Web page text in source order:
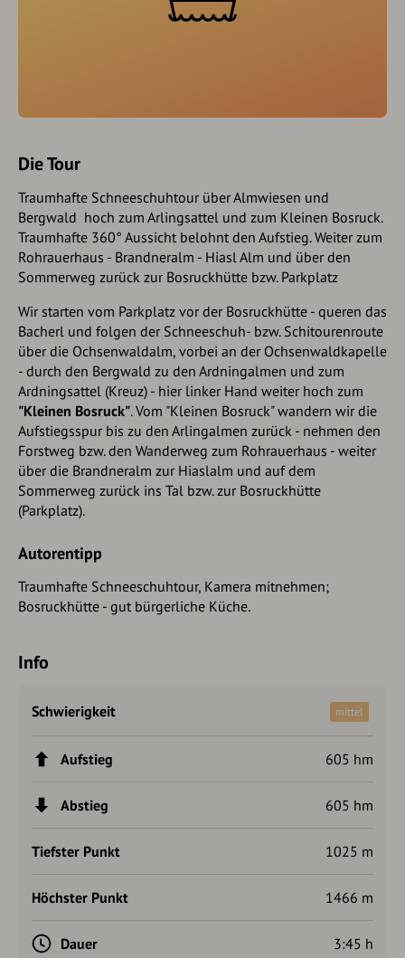
Die Tour
Traumhafte Schneeschuhtour über Almwiesen und
Bergwald hoch zum Arlingsattel und zum Kleinen Bosruck.
Traumhafte 360° Aussicht belohnt den Aufstieg. Weiter zum
Rohrauerhaus - Brandneralm - Hiasl Alm und über den
Sommerweg zurück zur Bosruckhütte bzw. Parkplatz
Wir starten vom Parkplatz vor der Bosruckhütte - queren das
Bacherl und folgen der Schneeschuh- bzw. Schitourenroute
über die Ochsenwaldalm, vorbei an der Ochsenwaldkapelle
- durch den Bergwald zu den Ardningalmen und zum
Ardningsattel (Kreuz) - hier linker Hand weiter hoch zum
"Kleinen Bosruck". Vom "Kleinen Bosruck" wandern wir die
Aufstiegsspur bis zu den Arlingalmen zurück - nehmen den
Forstweg bzw. den Wanderweg zum Rohrauerhaus - weiter
über die Brandneralm zur Hiaslalm und auf dem
Sommerweg zurück ins Tal bzw. zur Bosruckhütte
(Parkplatz).
Autorentipp
Traumhafte Schneeschuhtour, Kamera mitnehmen;
Bosruckhütte - gut bürgerliche Küche.
Info
Schwierigkeit mittel
Aufstieg 605 hm
Abstieg 605 hm
Tiefster Punkt 1025 m
Höchster Punkt 1466 m
Dauer 3:45 h